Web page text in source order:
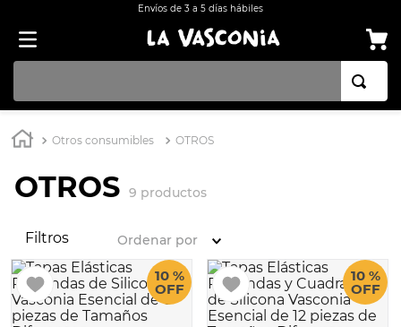
Envíos de 3 a 5 días hábiles
Otros consumibles OTROS
OTROS 9 productos
Filtros Ordenar por
10 %
OFF
10 %
OFF
1. OLLA
2. BATERÍA COCINA CON ANTIADHERENTE EKCO 32 PIEZAS ALUMINIO
. SARTEN
5 INDUCCIÓN
6. VAPORERAS